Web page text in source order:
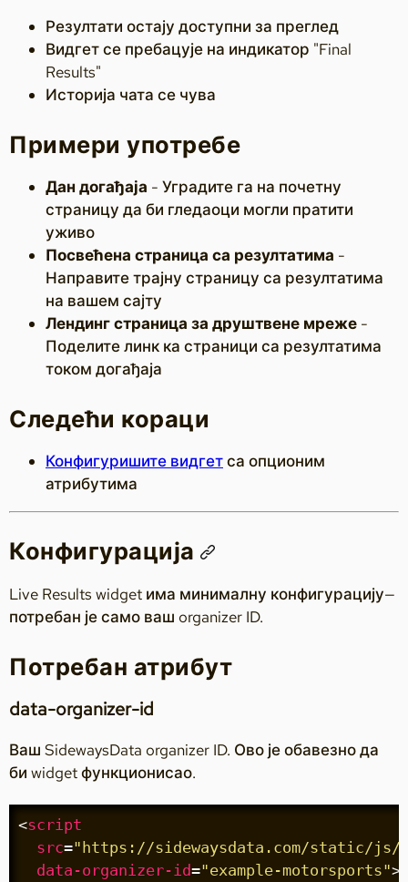
Резултати остају доступни за преглед
Видгет се пребацује на индикатор "Final
Results"
Историја чата се чува
Примери употребе
Дан догађаја - Уградите га на почетну
страницу да би гледаоци могли пратити
уживо
Посвећена страница са резултатима -
Направите трајну страницу са резултатима
на вашем сајту
Лендинг страница за друштвене мреже -
Поделите линк ка страници са резултатима
током догађаја
Следећи кораци
Конфигуришите видгетса опционим
атрибутима
Конфигурација
Live Results widget има минималну конфигурацију—
потребан је само ваш organizer ID.
Потребан атрибут
data-organizer-id
Ваш SidewaysData organizer ID. Ово је обавезно да
би widget функционисао.
<script
src="https://sidewaysdata.com/static/js/
data-organizer-id="example-motorsports">